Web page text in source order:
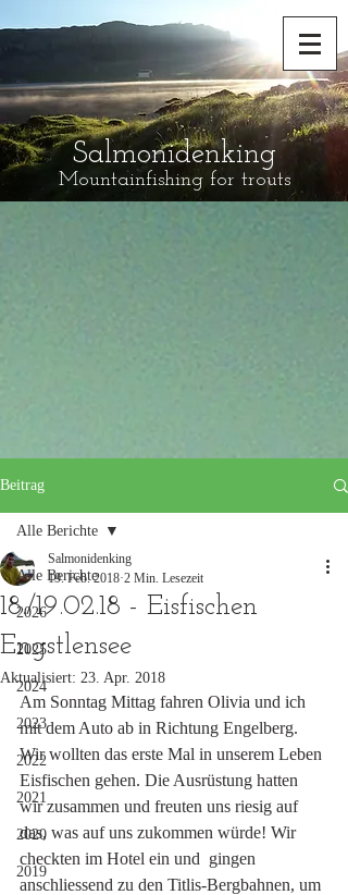
Salmonidenking
Mountainfishing for trouts
Beitrag
Alle Berichte
2026
2025
2024
2023
2022
2021
2020
2019
Alle Berichte
18./19.02.18 - Eisfischen
Engstlensee
Salmonidenking
19. Feb. 2018 2 Min. Lesezeit
Aktualisiert: 23. Apr. 2018
Am Sonntag Mittag fahren Olivia und ich
mit dem Auto ab in Richtung Engelberg.
Wir wollten das erste Mal in unserem Leben
Eisfischen gehen. Die Ausrüstung hatten
wir zusammen und freuten uns riesig auf
das, was auf uns zukommen würde! Wir
checkten im Hotel ein und  gingen
anschliessend zu den Titlis-Bergbahnen, um